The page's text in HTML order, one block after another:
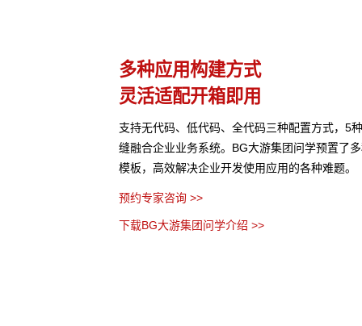
多种应用构建方式
灵活适配开箱即用
支持无代码、低代码、全代码三种配置方式，5
缝融合企业业务系统。BG大游集团问学预置了
模板，高效解决企业开发使用应用的各种难题。
预约专家咨询 >>
下载BG大游集团问学介绍 >>